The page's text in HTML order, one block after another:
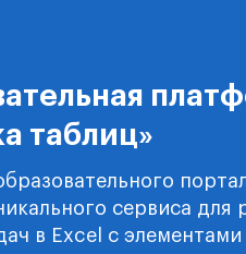
таблиц»
сервиса для
в Excel с элементами